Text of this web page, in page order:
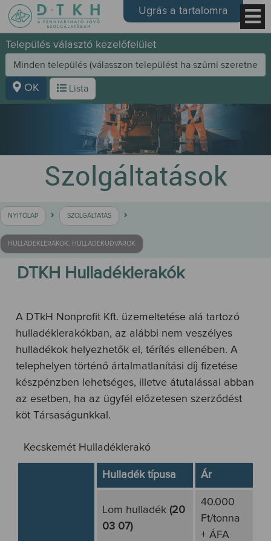
Ugrás a tartalomra
Település választó kezelőfelület
OK Lista
Szolgáltatások
NYITÓLAP SZOLGÁLTATÁS
HULLADÉKLERAKÓK, HULLADÉKUDVAROK
DTKH Hulladéklerakók
A DTkH Nonprofit Kft. üzemeltetése alá tartozó
hulladéklerakókban, az alábbi nem veszélyes
hulladékok helyezhetők el, térítés ellenében. A
telephelyen történő ártalmatlanítási díj fizetése
készpénzben lehetséges, illetve átutalással abban
az esetben, ha az ügyfél előzetesen szerződést
köt Társaságunkkal.
Kecskemét Hulladéklerakó
Hulladék típusa Ár
Lom hulladék (20
03 07)
40.000
Ft/tonna
+ ÁFA